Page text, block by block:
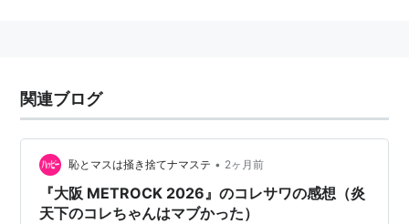
関連ブログ
恥とマスは掻き捨てナマステ • 2ヶ月前
『大阪 METROCK 2026』のコレサワの感想（炎
天下のコレちゃんはマブかった）